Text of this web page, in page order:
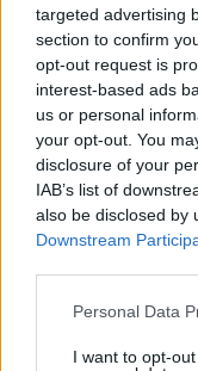
targeted advertising
section to confirm
opt-out request is
interest-based ads
us or personal
your opt-out. You
disclosure of your
IAB’s list of
also be disclosed by
Downstream
Please note that
not limited to your
Personal Data
I want to opt-
Τραγωδία στον
που παρασύρθηκε
Το περιστατικό
Γεωργίου
23.05.2026, 16:23